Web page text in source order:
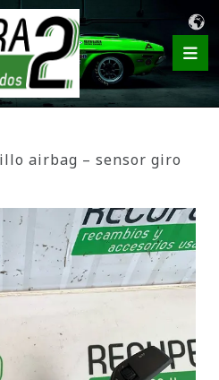
airbag – sensor giro